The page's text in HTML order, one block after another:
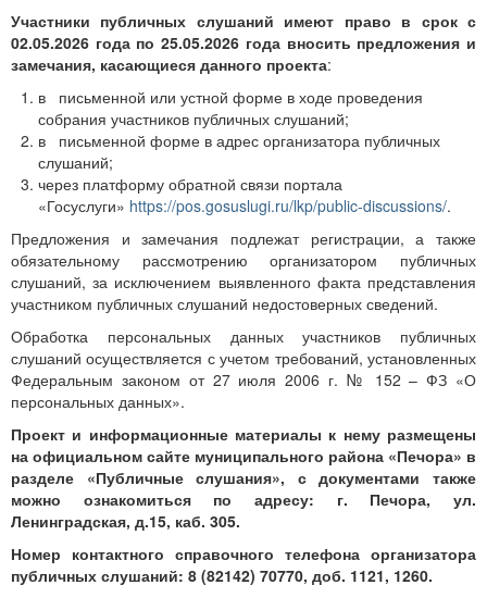
Участники публичных слушаний имеют право в срок с
02.05.2026 года по 25.05.2026 года вносить предложения и
замечания, касающиеся данного проекта:
в письменной или устной форме в ходе проведения
собрания участников публичных слушаний;
в письменной форме в адрес организатора публичных
слушаний;
через платформу обратной связи портала
«Госуслуги» https://pos.gosuslugi.ru/lkp/public-discussions/.
Предложения и замечания подлежат регистрации, а также
обязательному рассмотрению организатором публичных
слушаний, за исключением выявленного факта представления
участником публичных слушаний недостоверных сведений.
Обработка персональных данных участников публичных
слушаний осуществляется с учетом требований, установленных
Федеральным законом от 27 июля 2006 г. № 152 – ФЗ «О
персональных данных».
Проект и информационные материалы к нему размещены
на официальном сайте муниципального района «Печора» в
разделе «Публичные слушания», с документами также
можно ознакомиться по адресу: г. Печора, ул.
Ленинградская, д.15, каб. 305.
Номер контактного справочного телефона организатора
публичных слушаний: 8 (82142) 70770, доб. 1121, 1260.